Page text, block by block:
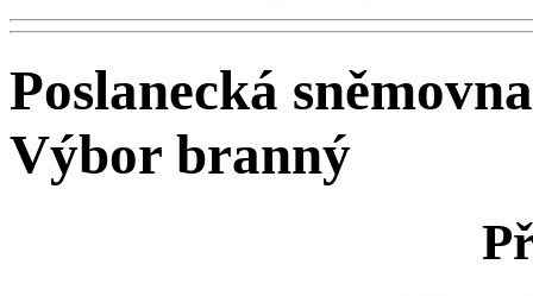
Poslanecká sněmovna
Výbor branný